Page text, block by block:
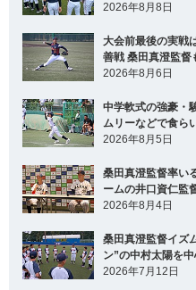
2026年8月8日
大会前最後の実戦
善戦 桑田真澄監督
2026年8月6日
中学軟式の強豪・
ムリーなどで食ら
2026年8月5日
桑田真澄監督率い
ームの井口資仁監
2026年8月4日
桑田真澄監督イズ
ン”の中村太陽を
2026年7月12日